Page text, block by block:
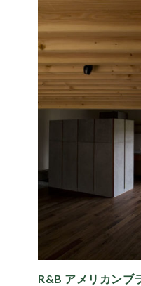
R&B アメリカンブ